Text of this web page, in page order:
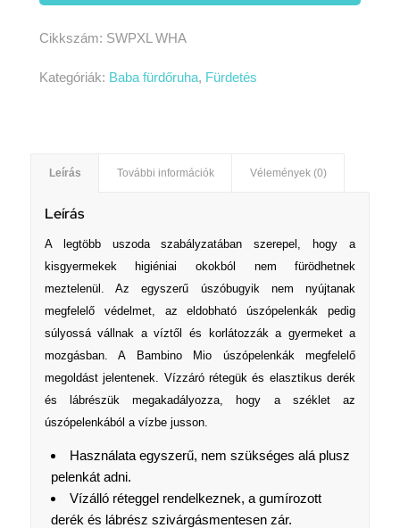
Cikkszám: SWPXL WHA
Kategóriák: Baba fürdőruha, Fürdetés
Leírás További információk Vélemények (0)
Leírás
A legtöbb uszoda szabályzatában szerepel, hogy a
kisgyermekek higiéniai okokból nem fürödhetnek
meztelenül. Az egyszerű úszóbugyik nem nyújtanak
megfelelő védelmet, az eldobható úszópelenkák pedig
súlyossá vállnak a víztől és korlátozzák a gyermeket a
mozgásban. A Bambino Mio úszópelenkák megfelelő
megoldást jelentenek. Vízzáró rétegük és elasztikus derék
és lábrészük megakadályozza, hogy a széklet az
úszópelenkából a vízbe jusson.
Használata egyszerű, nem szükséges alá plusz
pelenkát adni.
Vízálló réteggel rendelkeznek, a gumírozott
derék és lábrész szivárgásmentesen zár.